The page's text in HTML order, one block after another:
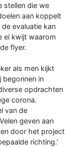
stellen die we
aan koppelt
evaluatie kan
ei kwijt waarom
flyer.
als men kijkt
begonnen in
opdrachten
corona.
van de
geven aan
door het project
richting.’